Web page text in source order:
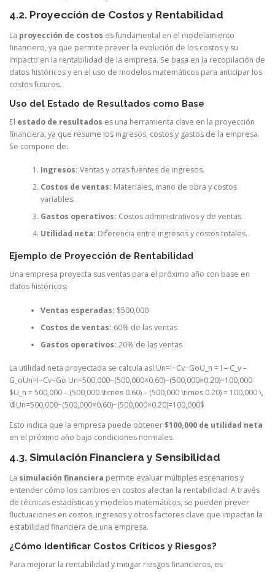
4.2. Proyección de Costos y Rentabilidad
La proyección de costos es fundamental en el modelamiento
financiero, ya que permite prever la evolución de los costos y su
impacto en la rentabilidad de la empresa. Se basa en la recopilación de
datos históricos y en el uso de modelos matemáticos para anticipar los
costos futuros.
Uso del Estado de Resultados como Base
El estado de resultados es una herramienta clave en la proyección
financiera, ya que resume los ingresos, costos y gastos de la empresa.
Se compone de:
Ingresos: Ventas y otras fuentes de ingresos.
Costos de ventas: Materiales, mano de obra y costos
variables.
Gastos operativos: Costos administrativos y de ventas.
Utilidad neta: Diferencia entre ingresos y costos totales.
Ejemplo de Proyección de Rentabilidad
Una empresa proyecta sus ventas para el próximo año con base en
datos históricos:
Ventas esperadas: $500,000
Costos de ventas: 60% de las ventas
Gastos operativos: 20% de las ventas
La utilidad neta proyectada se calcula así:Un=I−Cv−GoU_n = I – C_v –
G_oUn​=I−Cv​−Go​ Un=500,000−(500,000×0.60)−(500,000×0.20)=100,000
$U_n = 500,000 – (500,000 \times 0.60) – (500,000 \times 0.20) = 100,000 \,
\$Un​=500,000−(500,000×0.60)−(500,000×0.20)=100,000$
Esto indica que la empresa puede obtener$100,000 de utilidad neta
en el próximo año bajo condiciones normales.
4.3. Simulación Financiera y Sensibilidad
La simulación financiera permite evaluar múltiples escenarios y
entender cómo los cambios en costos afectan la rentabilidad. A través
de técnicas estadísticas y modelos matemáticos, se pueden prever
fluctuaciones en costos, ingresos y otros factores clave que impactan la
estabilidad financiera de una empresa.
¿Cómo Identificar Costos Críticos y Riesgos?
Para mejorar la rentabilidad y mitigar riesgos financieros, es